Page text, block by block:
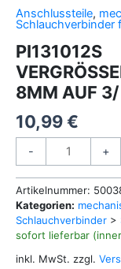
Anschlussteile,
Schlauchverbinder
PI131012S
8MM AUF
10,99€
-
PI131012S
5/
16"
8MM
AUF
3/
8"
+
Artikelnummer:
Kategorien:
Schlauchverbinder >
sofort lieferbar
inkl. MwSt. zzgl.